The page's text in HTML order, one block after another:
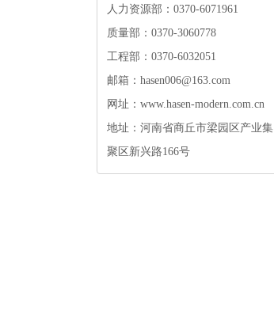
人力资源部：0370-6071961
质量部：0370-3060778
工程部：0370-6032051
邮箱：hasen006@163.com
网址：www.hasen-modern.com.cn
地址：河南省商丘市梁园区产业集
聚区新兴路166号